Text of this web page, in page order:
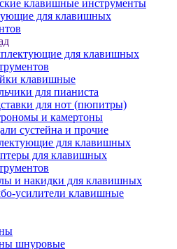
клавишные инструменты
для клавишных
для клавишных
клавишные
для пианиста
для нот (пюпитры)
и камертоны
сустейна и прочие
для клавишных
для клавишных
и накидки для клавишных
усилители клавишные
шнуровые